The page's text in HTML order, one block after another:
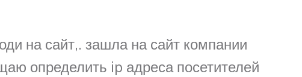
на сайт,. зашла на сайт компании
определить ip адреса посетителей